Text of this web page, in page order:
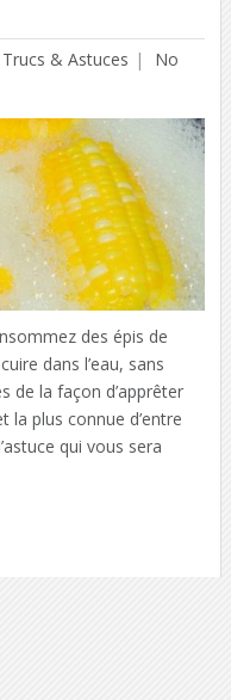
Trucs & Astuces
No
des épis de
dans l’eau, sans
de la façon d’apprêter
la plus connue d’entre
qui vous sera